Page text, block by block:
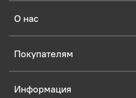
О нас
Покупателям
Информация